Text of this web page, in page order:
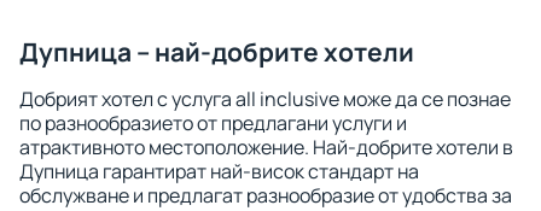
Дупница – най-добрите хотели
Добрият хотел с услуга all inclusive може да се познае
по разнообразието от предлагани услуги и
атрактивното местоположение. Най-добрите хотели в
Дупница гарантират най-висок стандарт на
обслужване и предлагат разнообразие от удобства за